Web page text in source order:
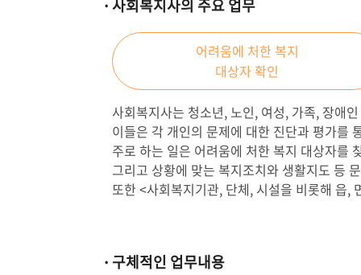
사회복지사의 주요 업무
어려움에 처한 복지
대상자 확인
사회복지사는 청소년, 노인, 여성, 가족, 장애
이들은 각 개인의 문제에 대한 진단과 평가를
주로 하는 일은 어려움에 처한 복지 대상자를
그리고 상황에 맞는 복지조치와 생활지도 등
또한 <사회복지기관, 단체, 시설을 비롯해 읍,
구체적인 업무내용